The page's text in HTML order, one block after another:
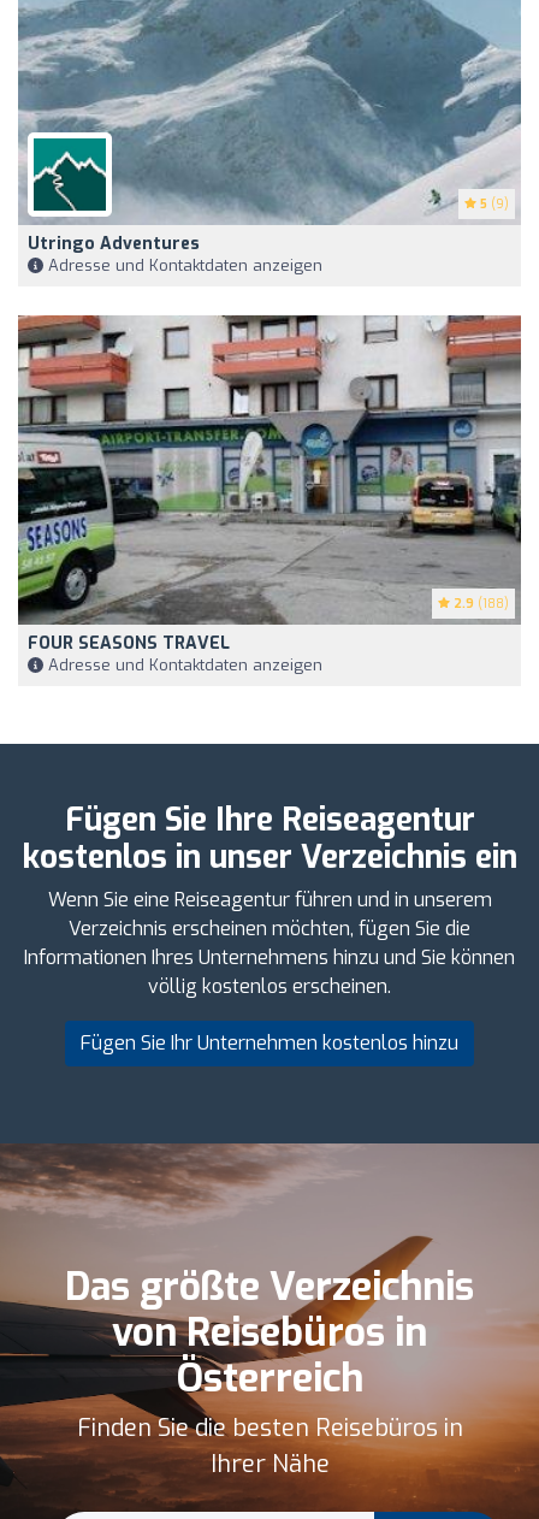
5 (9)
Utringo Adventures
Adresse und Kontaktdaten anzeigen
2.9 (188)
FOUR SEASONS TRAVEL
Adresse und Kontaktdaten anzeigen
Fügen Sie Ihre Reiseagentur
kostenlos in unser Verzeichnis ein
Wenn Sie eine Reiseagentur führen und in unserem
Verzeichnis erscheinen möchten, fügen Sie die
Informationen Ihres Unternehmens hinzu und Sie können
völlig kostenlos erscheinen.
Fügen Sie Ihr Unternehmen kostenlos hinzu
Das größte Verzeichnis
von Reisebüros in
Österreich
Finden Sie die besten Reisebüros in
Ihrer Nähe